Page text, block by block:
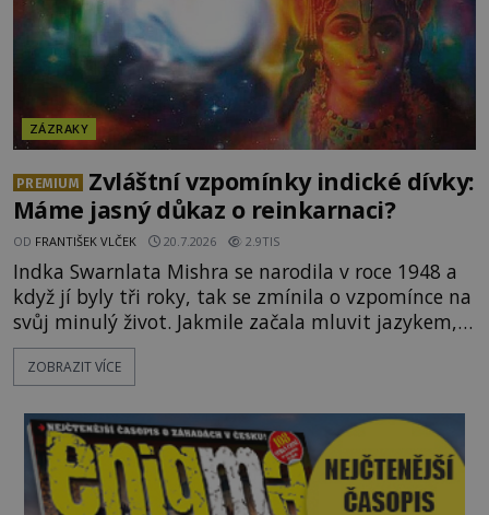
ZÁZRAKY
PREMIUM
Zvláštní vzpomínky indické dívky:
Máme jasný důkaz o reinkarnaci?
OD FRANTIŠEK VLČEK 20.7.2026 2.9TIS
Indka Swarnlata Mishra se narodila v roce 1948 a
když jí byly tři roky, tak se zmínila o vzpomínce na
svůj minulý život. Jakmile začala mluvit jazykem,
který nikdo nezná, začali rodiče její podivné
chování brát vážně. Je snad důkazem reinkarnace?
Na první pohled se zdá, že to bu
ZOBRAZIT VÍCE